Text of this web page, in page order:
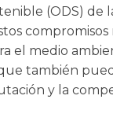
(ODS) de
compromisos
el medio
también
y la